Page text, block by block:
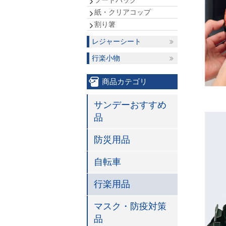
紙・クリアコップ
割り箸
レジャーシート
行楽小物
商品カテゴリ
サンデーおすすめ
品
防災用品
自転車
行楽用品
マスク・防疫対策
品